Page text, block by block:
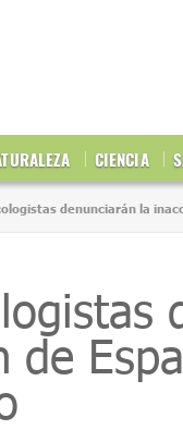
CIENCIA
denunciarán la
de